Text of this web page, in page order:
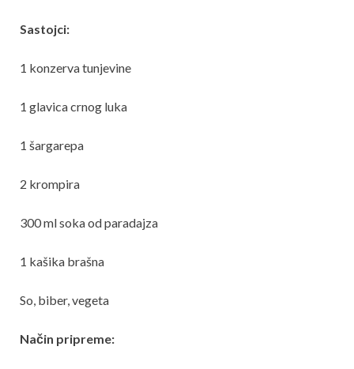
Sastojci:
1 konzerva tunjevine
1 glavica crnog luka
1 šargarepa
2 krompira
300 ml soka od paradajza
1 kašika brašna
So, biber, vegeta
Način pripreme: